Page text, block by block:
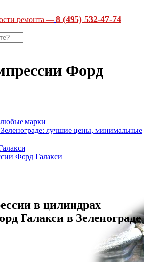
ремонта — 8 (495) 532-47-74
Форд
марки
лучшие цены, минимальные
Форд Галакси
в цилиндрах
Галакси в Зеленограде